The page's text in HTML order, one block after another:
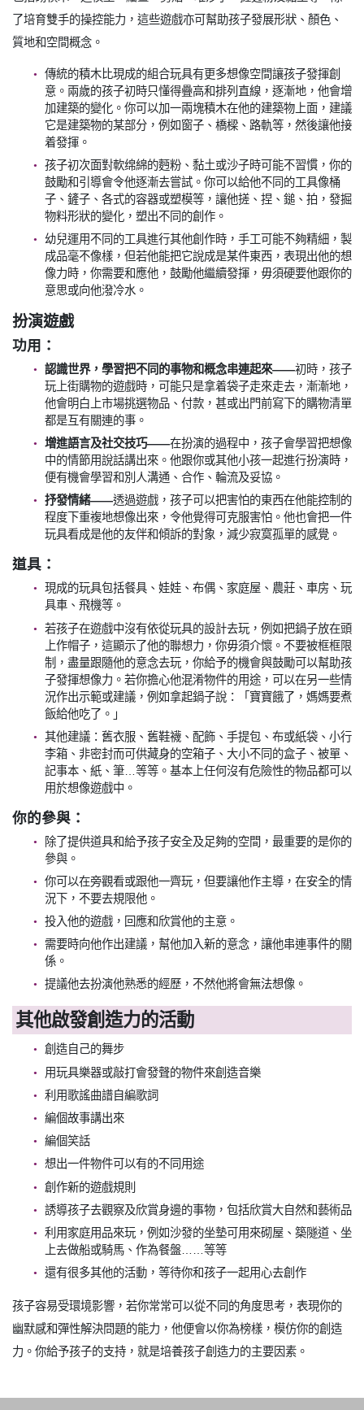
了培育雙手的操控能力，這些遊戲亦可幫助孩子發展形狀、顏色、
質地和空間概念。
傳統的積木比現成的組合玩具有更多想像空間讓孩子發揮創
意。兩歲的孩子初時只懂得疊高和排列直線，逐漸地，他會增
加建築的變化。你可以加一兩塊積木在他的建築物上面，建議
它是建築物的某部分，例如窗子、橋樑、路軌等，然後讓他接
着發揮。
孩子初次面對軟绵綿的麪粉、黏土或沙子時可能不習慣，你的
鼓勵和引導會令他逐漸去嘗試。你可以給他不同的工具像桶
子、鏟子、各式的容器或塑模等，讓他搓、捏、鎚、拍，發掘
物料形狀的變化，塑出不同的創作。
幼兒運用不同的工具進行其他創作時，手工可能不夠精細，製
成品毫不像樣，但若他能把它說成是某件東西，表現出他的想
像力時，你需要和應他，鼓勵他繼續發揮，毋須硬要他跟你的
意思或向他潑冷水。
扮演遊戲
功用：
認識世界，學習把不同的事物和概念串連起來——初時，孩子
玩上街購物的遊戲時，可能只是拿着袋子走來走去，漸漸地，
他會明白上市場挑選物品、付款，甚或出門前寫下的購物清單
都是互有關連的事。
增進語言及社交技巧——在扮演的過程中，孩子會學習把想像
中的情節用說話講出來。他跟你或其他小孩一起進行扮演時，
便有機會學習和別人溝通、合作、輪流及妥協。
抒發情緒——透過遊戲，孩子可以把害怕的東西在他能控制的
程度下重複地想像出來，令他覺得可克服害怕。他也會把一件
玩具看成是他的友伴和傾訴的對象，減少寂寞孤單的感覺。
道具：
現成的玩具包括餐具、娃娃、布偶、家庭屋、農莊、車房、玩
具車、飛機等。
若孩子在遊戲中沒有依從玩具的設計去玩，例如把鍋子放在頭
上作帽子，這顯示了他的聯想力，你毋須介懷。不要被框框限
制，盡量跟隨他的意念去玩，你給予的機會與鼓勵可以幫助孩
子發揮想像力。若你擔心他混淆物件的用途，可以在另一些情
況作出示範或建議，例如拿起鍋子說：「寶寶餓了，媽媽要煮
飯給他吃了。」
其他建議：舊衣服、舊鞋襪、配飾、手提包、布或紙袋、小行
李箱、非密封而可供藏身的空箱子、大小不同的盒子、被單、
記事本、紙、筆…等等。基本上任何沒有危險性的物品都可以
用於想像遊戲中。
你的參與：
除了提供道具和給予孩子安全及足夠的空間，最重要的是你的
參與。
你可以在旁觀看或跟他一齊玩，但要讓他作主導，在安全的情
況下，不要去規限他。
投入他的遊戲，回應和欣賞他的主意。
需要時向他作出建議，幫他加入新的意念，讓他串連事件的關
係。
提議他去扮演他熟悉的經歷，不然他將會無法想像。
其他啟發創造力的活動
創造自己的舞步
用玩具樂器或敲打會發聲的物件來創造音樂
利用歌謠曲譜自編歌詞
編個故事講出來
編個笑話
想出一件物件可以有的不同用途
創作新的遊戲規則
誘導孩子去觀察及欣賞身邊的事物，包括欣賞大自然和藝術品
利用家庭用品來玩，例如沙發的坐墊可用來砌屋、築隧道、坐
上去做船或騎馬、作為餐盤……等等
還有很多其他的活動，等待你和孩子一起用心去創作
孩子容易受環境影響，若你常常可以從不同的角度思考，表現你的
幽默感和彈性解決問題的能力，他便會以你為榜樣，模仿你的創造
力。你給予孩子的支持，就是培養孩子創造力的主要因素。